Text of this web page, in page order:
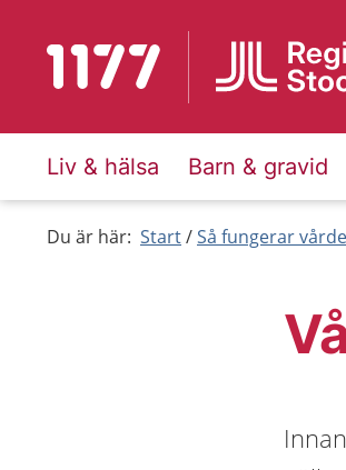
Till startsidan för 1177
Liv & hälsa Barn & gravid
Du är här: Start Så fungerar